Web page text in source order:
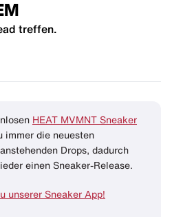
treffen.
HEAT MVMNT Sneaker
immer die neuesten
Drops, dadurch
einen Sneaker-Release.
unserer Sneaker App!